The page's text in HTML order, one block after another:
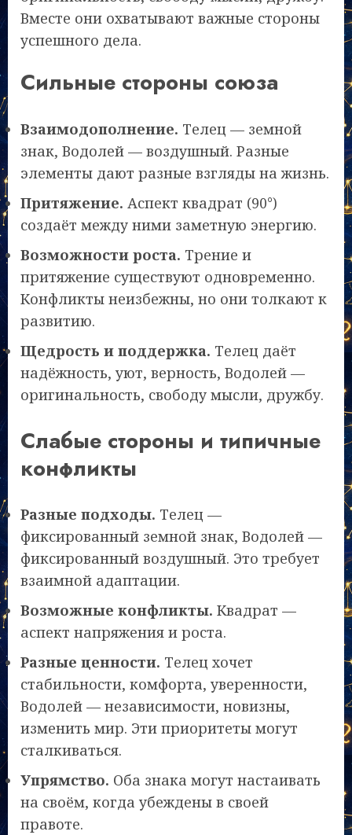
Вместе они охватывают важные стороны
успешного дела.
Сильные стороны союза
Взаимодополнение. Телец — земной
знак, Водолей — воздушный. Разные
элементы дают разные взгляды на жизнь.
Притяжение. Аспект квадрат (90°)
создаёт между ними заметную энергию.
Возможности роста. Трение и
притяжение существуют одновременно.
Конфликты неизбежны, но они толкают к
развитию.
Щедрость и поддержка. Телец даёт
надёжность, уют, верность, Водолей —
оригинальность, свободу мысли, дружбу.
Слабые стороны и типичные
конфликты
Разные подходы. Телец —
фиксированный земной знак, Водолей —
фиксированный воздушный. Это требует
взаимной адаптации.
Возможные конфликты. Квадрат —
аспект напряжения и роста.
Разные ценности. Телец хочет
стабильности, комфорта, уверенности,
Водолей — независимости, новизны,
изменить мир. Эти приоритеты могут
сталкиваться.
Упрямство. Оба знака могут настаивать
на своём, когда убеждены в своей
правоте.